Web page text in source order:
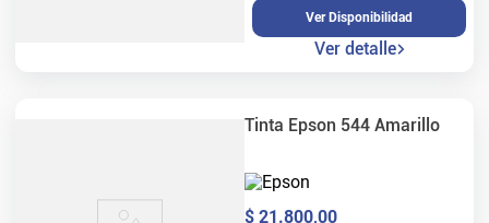
Ver Disponibilidad
Ver detalle
Tinta Epson 544 Amarillo
$ 21.800,00